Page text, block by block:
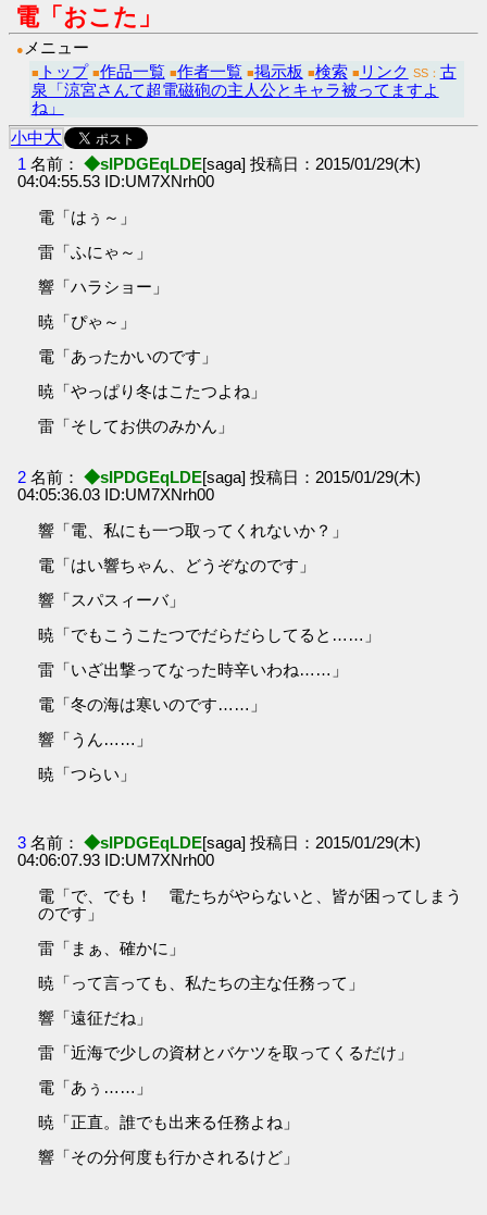
電「おこた」
● メニュー
■ トップ ■作品一覧 ■作者一覧 ■掲示板 ■検索 ■ リンク SS： 古
泉「涼宮さんて超電磁砲の主人公とキャラ被ってますよ
ね」
小中大
1 名前： ◆sIPDGEqLDE[saga] 投稿日：2015/01/29(木)
04:04:55.53 ID:UM7XNrh00
電「はぅ～」
雷「ふにゃ～」
響「ハラショー」
暁「ぴゃ～」
電「あったかいのです」
暁「やっぱり冬はこたつよね」
雷「そしてお供のみかん」
2 名前： ◆sIPDGEqLDE[saga] 投稿日：2015/01/29(木)
04:05:36.03 ID:UM7XNrh00
響「電、私にも一つ取ってくれないか？」
電「はい響ちゃん、どうぞなのです」
響「スパスィーバ」
暁「でもこうこたつでだらだらしてると……」
雷「いざ出撃ってなった時辛いわね……」
電「冬の海は寒いのです……」
響「うん……」
暁「つらい」
3 名前： ◆sIPDGEqLDE[saga] 投稿日：2015/01/29(木)
04:06:07.93 ID:UM7XNrh00
電「で、でも！ 電たちがやらないと、皆が困ってしまう
のです」
雷「まぁ、確かに」
暁「って言っても、私たちの主な任務って」
響「遠征だね」
雷「近海で少しの資材とバケツを取ってくるだけ」
電「あぅ……」
暁「正直。誰でも出来る任務よね」
響「その分何度も行かされるけど」